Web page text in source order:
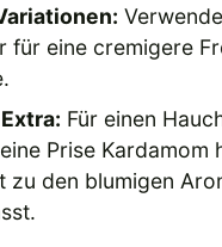
für eine cremigere
Für einen
Prise Kardamom
zu den blumigen